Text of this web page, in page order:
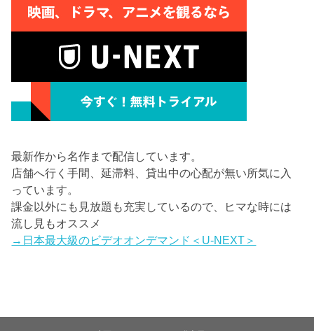
最新作から名作まで配信しています。
店舗へ行く手間、延滞料、貸出中の心配が無い所気に入
っています。
課金以外にも見放題も充実しているので、ヒマな時には
流し見もオススメ
→日本最大級のビデオオンデマンド＜U-NEXT＞